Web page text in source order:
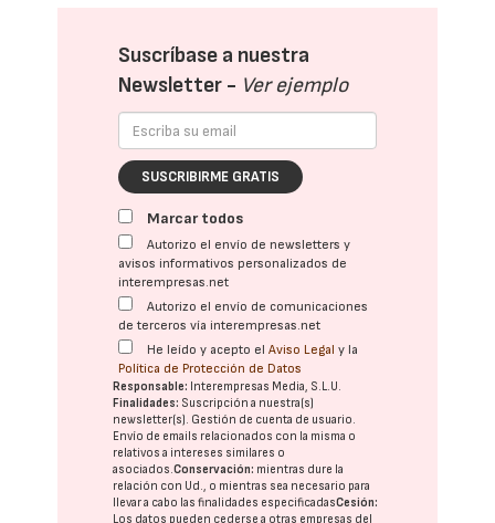
Suscríbase a nuestra
Newsletter - Ver ejemplo
SUSCRIBIRME GRATIS
Marcar todos
Autorizo el envío de newsletters y
avisos informativos personalizados de
interempresas.net
Autorizo el envío de comunicaciones
de terceros vía interempresas.net
He leído y acepto elAviso Legal y la
Política de Protección de Datos
Responsable: Interempresas Media, S.L.U.
Finalidades: Suscripción a nuestra(s)
newsletter(s). Gestión de cuenta de usuario.
Envío de emails relacionados con la misma o
relativos a intereses similares o
asociados.Conservación: mientras dure la
relación con Ud., o mientras sea necesario para
llevar a cabo las finalidades especificadasCesión:
Los datos pueden cederse a otras empresas del